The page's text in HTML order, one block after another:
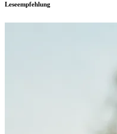
Leseempfehlung